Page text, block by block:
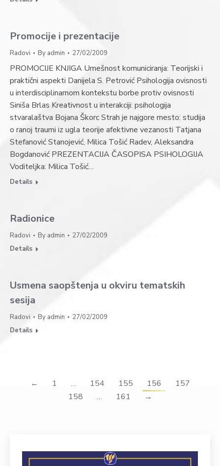
Promocije i prezentacije
Radovi By admin 27/02/2009
PROMOCIJE KNJIGA Umešnost komuniciranja: Teorijski i
praktični aspekti Danijela S. Petrović Psihologija ovisnosti
u interdisciplinarnom kontekstu borbe protiv ovisnosti
Siniša Brlas Kreativnost u interakciji: psihologija
stvaralaštva Bojana Škorc Strah je najgore mesto: studija
o ranoj traumi iz ugla teorije afektivne vezanosti Tatjana
Stefanović Stanojević, Milica Tošić Radev, Aleksandra
Bogdanović PREZENTACIJA ČASOPISA PSIHOLOGIJA
Voditeljka: Milica Tošić…
Details
Radionice
Radovi By admin
27/02/2009
Details
Usmena saopštenja u okviru tematskih
sesija
Radovi By admin
27/02/2009
Details
← 1 … 154 155 156
157
158
… 161 →